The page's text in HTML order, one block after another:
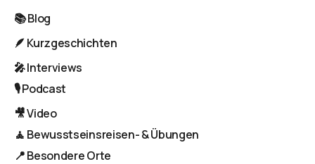
📚 Blog
🪶 Kurzgeschichten
🎤 Interviews
🎙️ Podcast
🎥 Video
🧘 Bewusstseinsreisen- & Übungen
📍 Besondere Orte